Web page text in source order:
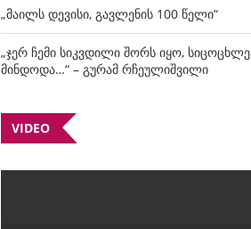
„მაილს დევისი, გავლენის 100 წელი“
„ჯერ ჩემი სიკვდილი შორს იყო, სიცოცხლე
მინდოდა…“ – გურამ რჩეულიშვილი
VIDEO